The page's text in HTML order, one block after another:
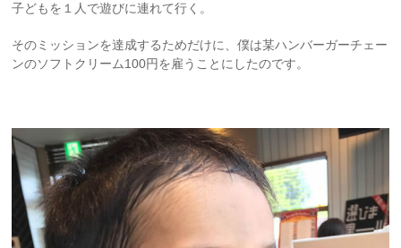
子どもを１人で遊びに連れて行く。
そのミッションを達成するためだけに、僕は某ハンバーガーチェー
ンのソフトクリーム100円を雇うことにしたのです。